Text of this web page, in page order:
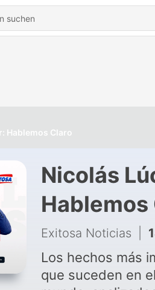
Hablemos Claro
Nicolás
Hablemos
Exitosa Noticias 1448 -
Los hechos más
que suceden en